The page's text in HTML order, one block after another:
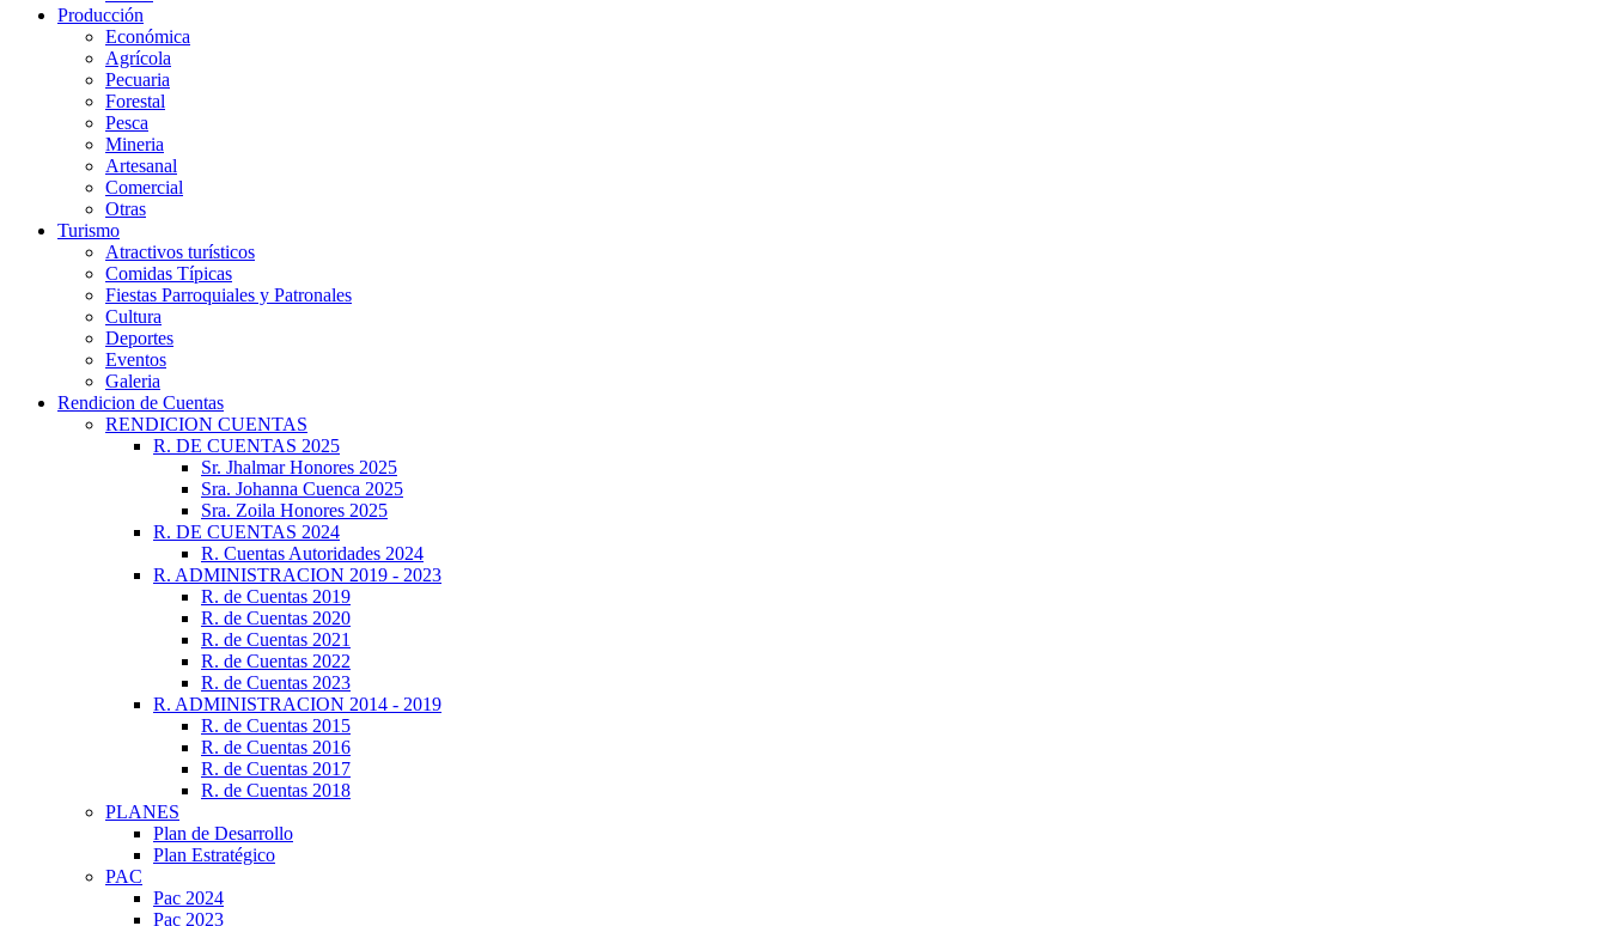
Producción
Económica
Agrícola
Pecuaria
Forestal
Pesca
Mineria
Artesanal
Comercial
Otras
Turismo
Atractivos turísticos
Comidas Típicas
Fiestas Parroquiales y Patronales
Cultura
Deportes
Eventos
Galeria
Rendicion de Cuentas
RENDICION CUENTAS
R. DE CUENTAS 2025
Sr. Jhalmar Honores 2025
Sra. Johanna Cuenca 2025
Sra. Zoila Honores 2025
R. DE CUENTAS 2024
R. Cuentas Autoridades 2024
R. ADMINISTRACION 2019 - 2023
R. de Cuentas 2019
R. de Cuentas 2020
R. de Cuentas 2021
R. de Cuentas 2022
R. de Cuentas 2023
R. ADMINISTRACION 2014 - 2019
R. de Cuentas 2015
R. de Cuentas 2016
R. de Cuentas 2017
R. de Cuentas 2018
PLANES
Plan de Desarrollo
Plan Estratégico
PAC
Pac 2024
Pac 2023